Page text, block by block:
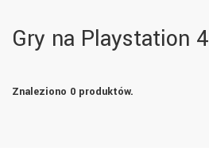
Gry na Playstation 4
Znaleziono 0 produktów.